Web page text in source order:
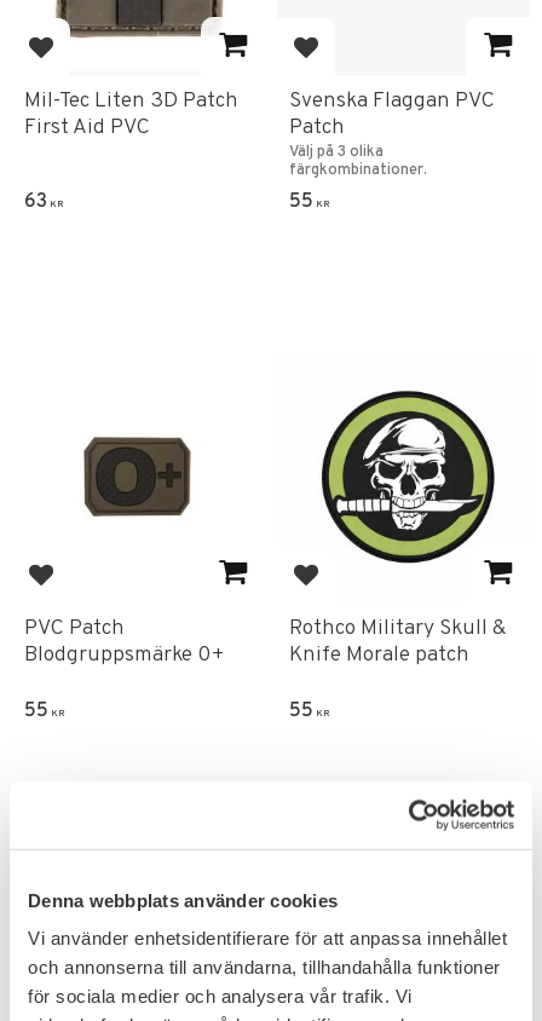
Denna webbplats använder cookies
Vi använder enhetsidentifierare för att anpassa innehållet
och annonserna till användarna, tillhandahålla funktioner
för sociala medier och analysera vår trafik. Vi
Add to favorites
Mil-Tec Liten 3D Patch
First Aid PVC
63 KR
Add to favorites
Svenska Flaggan PVC
Patch
Välj på 3 olika
färgkombinationer.
55 KR
Add to favorites
PVC Patch
Blodgruppsmärke 0+
55 KR
Add to favorites
Rothco Military Skull &
Knife Morale patch
55 KR